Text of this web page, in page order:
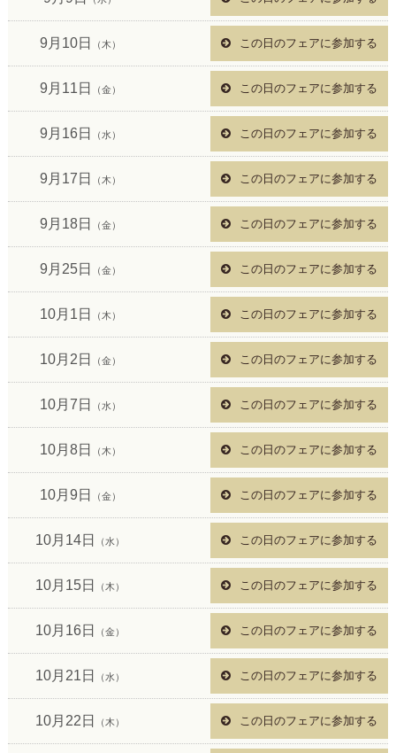
9月10日 （木） この日のフェアに参加する
9月11日 （金） この日のフェアに参加する
9月16日 （水） この日のフェアに参加する
9月17日 （木） この日のフェアに参加する
9月18日 （金） この日のフェアに参加する
9月25日 （金） この日のフェアに参加する
10月1日 （木） この日のフェアに参加する
10月2日 （金） この日のフェアに参加する
10月7日 （水） この日のフェアに参加する
10月8日 （木） この日のフェアに参加する
10月9日 （金） この日のフェアに参加する
10月14日 （水） この日のフェアに参加する
10月15日 （木） この日のフェアに参加する
10月16日 （金） この日のフェアに参加する
10月21日 （水） この日のフェアに参加する
10月22日 （木） この日のフェアに参加する